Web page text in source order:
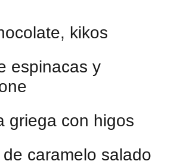
kikos
espinacas y
griega con higos
caramelo salado